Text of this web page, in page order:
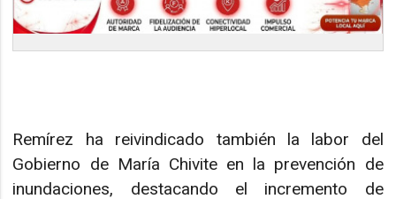
Remírez ha reivindicado también la labor del
Gobierno de María Chivite en la prevención de
inundaciones, destacando el incremento de